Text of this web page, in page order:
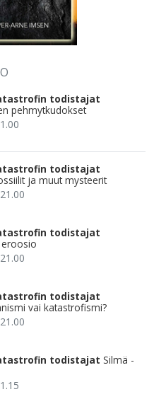
todistajat
pehmytkudokset
todistajat
ja muut mysteerit
todistajat
todistajat
vai katastrofismi?
todistajat Silmä -